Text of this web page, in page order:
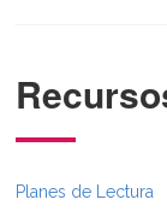
}}
Planes de Lectura